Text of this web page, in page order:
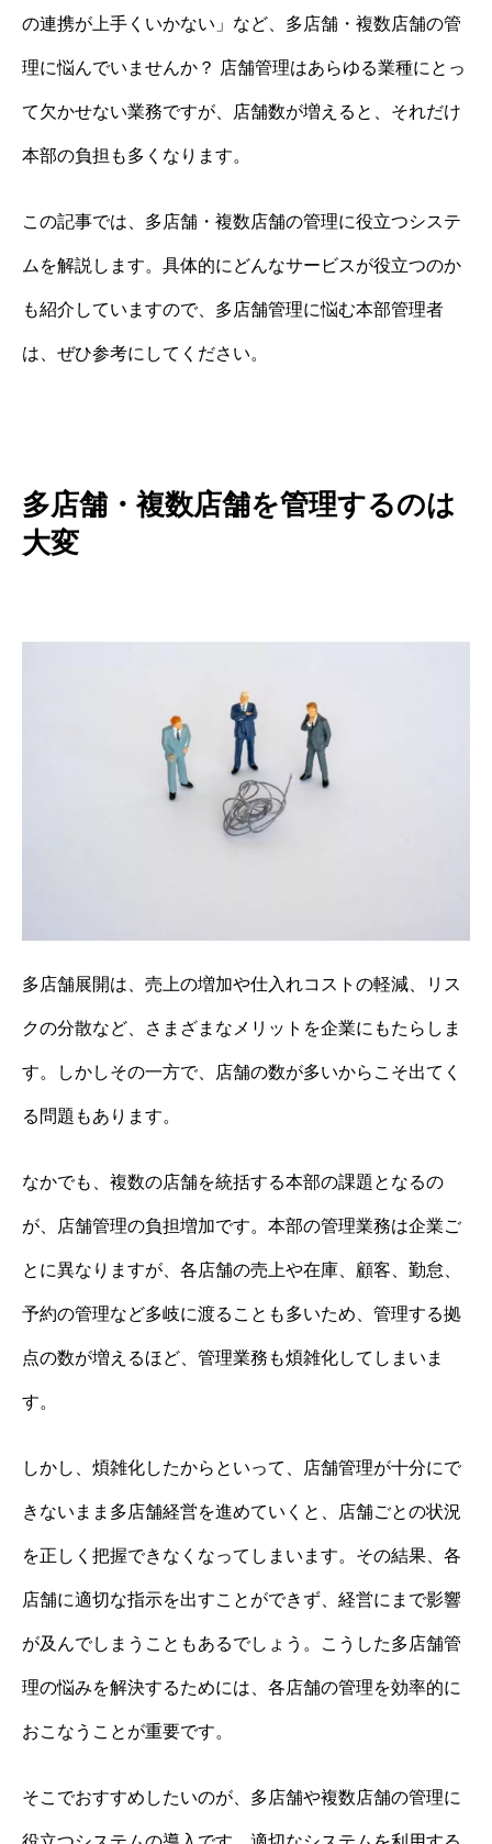
の連携が上手くいかない」など、多店舗・複数店舗の管
理に悩んでいませんか？ 店舗管理はあらゆる業種にとっ
て欠かせない業務ですが、店舗数が増えると、それだけ
本部の負担も多くなります。
この記事では、多店舗・複数店舗の管理に役立つシステ
ムを解説します。具体的にどんなサービスが役立つのか
も紹介していますので、多店舗管理に悩む本部管理者
は、ぜひ参考にしてください。
多店舗・複数店舗を管理するのは
大変
多店舗展開は、売上の増加や仕入れコストの軽減、リス
クの分散など、さまざまなメリットを企業にもたらしま
す。しかしその一方で、店舗の数が多いからこそ出てく
る問題もあります。
なかでも、複数の店舗を統括する本部の課題となるの
が、店舗管理の負担増加です。本部の管理業務は企業ご
とに異なりますが、各店舗の売上や在庫、顧客、勤怠、
予約の管理など多岐に渡ることも多いため、管理する拠
点の数が増えるほど、管理業務も煩雑化してしまいま
す。
しかし、煩雑化したからといって、店舗管理が十分にで
きないまま多店舗経営を進めていくと、店舗ごとの状況
を正しく把握できなくなってしまいます。その結果、各
店舗に適切な指示を出すことができず、経営にまで影響
が及んでしまうこともあるでしょう。こうした多店舗管
理の悩みを解決するためには、各店舗の管理を効率的に
おこなうことが重要です。
そこでおすすめしたいのが、多店舗や複数店舗の管理に